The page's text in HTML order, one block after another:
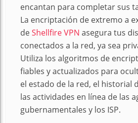
encantan para completar sus
La encriptación de extremo a
deShellfire VPN asegura tus
conectados a la red, ya sea
Utiliza los algoritmos de
fiables y actualizados para
el estado de la red, el historial
las actividades en línea de las
gubernamentales y los ISP.